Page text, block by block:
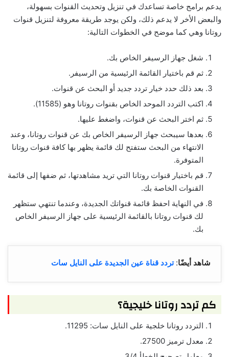
يدعم برامج خاصة تساعدك في تنزيل وتحديث القنوات بسهولة،
والبعض الأخر لا يدعم ذلك، ولكن يوجد طريقة معروفة لتنزيل قنوات
روتانا وهي كما موضح في الخطوات التالية:
شغل جهاز الرسيفر الخاص بك.
ثم قم باختيار القائمة الرئيسية من الرسيفر.
بعد ذلك حدد خيار تردد جديد أو البحث عن قنوات.
اكتب التردد الموحد الخاص بقنوات روتانا وهو (11585).
ثم اختر البحث عن قنوات، واضغط عليها.
بعدها سيبحث جهاز الرسيفر الخاص بك عن قنوات روتانا، وعند
الانتهاء من البحث ستفتح لك قائمة يظهر بها كافة قنوات روتانا
المتوفرة.
قم باختيار قنوات روتانا التي تريد مشاهدتها، ثم ضفها إلى قائمة
القنوات الخاصة بك.
في النهاية احفظ قائمة قنواتك الجديدة، وعندما تنتهي ستظهر
لك قنوات روتانا بالقائمة الرئيسية على جهاز الرسيفر الخاص
بك.
شاهد أيضًا:تردد قناة عين الجديدة على النايل سات
كم تردد روتانا خليجية؟
التردد روتانا خلجية على النايل سات: 11295.
معدل ترميز 27500.